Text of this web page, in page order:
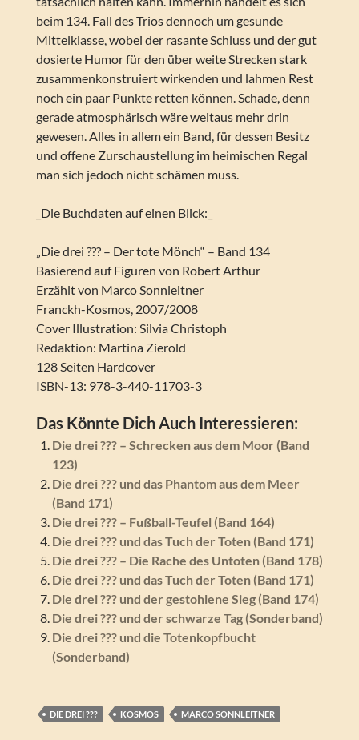
beim 134. Fall des Trios dennoch um gesunde
Mittelklasse, wobei der rasante Schluss und der gut
dosierte Humor für den über weite Strecken stark
zusammenkonstruiert wirkenden und lahmen Rest
noch ein paar Punkte retten können. Schade, denn
gerade atmosphärisch wäre weitaus mehr drin
gewesen. Alles in allem ein Band, für dessen Besitz
und offene Zurschaustellung im heimischen Regal
man sich jedoch nicht schämen muss.
_Die Buchdaten auf einen Blick:_
„Die drei ??? – Der tote Mönch“ – Band 134
Basierend auf Figuren von Robert Arthur
Erzählt von Marco Sonnleitner
Franckh-Kosmos, 2007/2008
Cover Illustration: Silvia Christoph
Redaktion: Martina Zierold
128 Seiten Hardcover
ISBN-13: 978-3-440-11703-3
Das Könnte Dich Auch Interessieren:
Die drei ??? – Schrecken aus dem Moor (Band
123)
Die drei ??? und das Phantom aus dem Meer
(Band 171)
Die drei ??? – Fußball-Teufel (Band 164)
Die drei ??? und das Tuch der Toten (Band 171)
Die drei ??? – Die Rache des Untoten (Band 178)
Die drei ??? und das Tuch der Toten (Band 171)
Die drei ??? und der gestohlene Sieg (Band 174)
Die drei ??? und der schwarze Tag (Sonderband)
Die drei ??? und die Totenkopfbucht
(Sonderband)
DIE DREI ??? KOSMOS MARCO SONNLEITNER